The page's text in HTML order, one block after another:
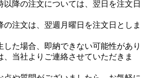
以降の注文については、翌日を注文日
の注文は、翌週月曜日を注文日としま
した場合、即納できない可能性があり
、当社よりご連絡させていただきま